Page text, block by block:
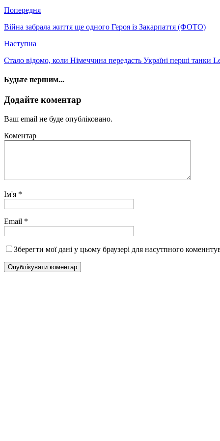
Попередня
Війна забрала життя ще одного Героя із Закарпаття (ФОТО)
Наступна
Стало відомо, коли Німеччина передасть Україні перші танки
Будьте першим...
Додайте коментар
Ваш email не буде опубліковано.
Коментар
Ім'я *
Email *
Зберегти мої дані у цьому браузері для насутпного